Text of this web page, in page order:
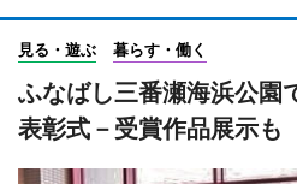
見る・遊ぶ 暮らす・働く
ふなばし三番瀬海浜公園
表彰式－受賞作品展示も